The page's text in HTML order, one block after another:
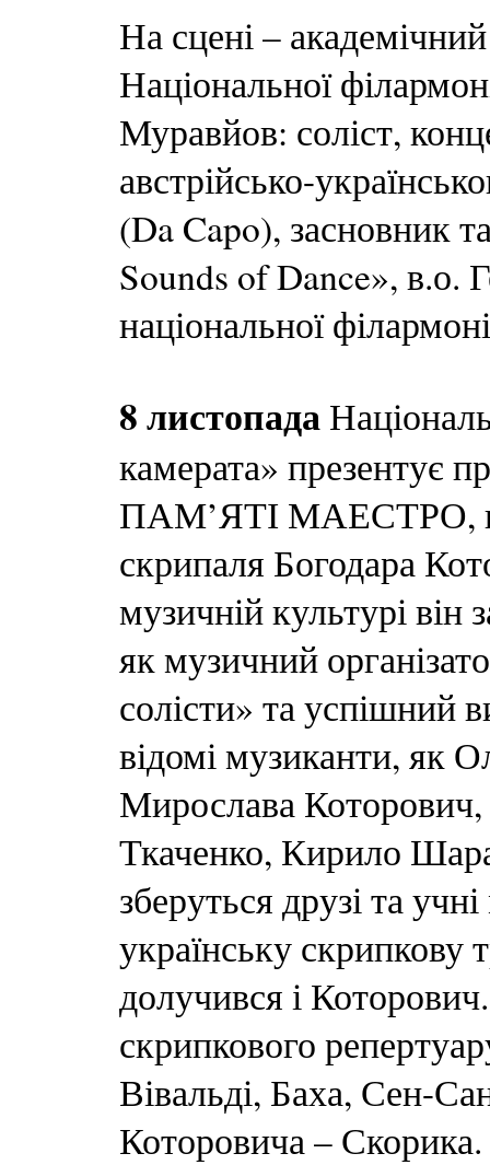
На сцені –
Національної
Муравйов: соліст,
австрійсько-
(Da Capo), засновник
Sounds of Dance», в.о.
національної
8 листопада
камерата»
ПАМ’ЯТІ МАЕСТРО,
скрипаля Богодара
музичній культурі
як музичний
солісти» та успішний
відомі музиканти, як
Мирослава
Ткаченко, Кирило
зберуться друзі та
українську скрипкову
долучився і
скрипкового
Вівальді, Баха, Сен-
Которовича – Скорика.